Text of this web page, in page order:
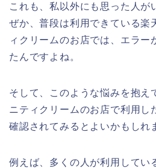
これも、私以外にも思った人が
ぜか、普段は利用できている楽
ィクリームのお店では、エラー
たんですよね。
そして、このような悩みを抱え
ニティクリームのお店で利用し
確認されてみるとよいかもしれ
例えば、多くの人が利用してい